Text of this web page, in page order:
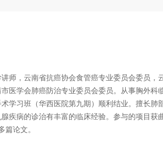
师，云南省抗癌协会食管癌专业委员会委员，
医学会肺癌防治专业委员会委员。从事胸外科
学习班（华西医院第九期）顺利结业。擅长肺
疾病的诊治有丰富的临床经验。参与的项目获
篇论文。